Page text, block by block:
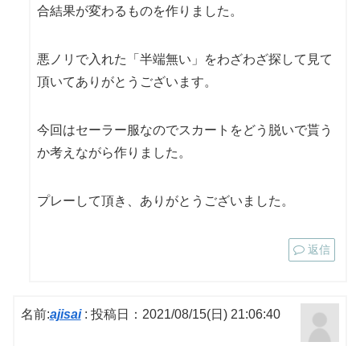
合結果が変わるものを作りました。
悪ノリで入れた「半端無い」をわざわざ探して見て
頂いてありがとうございます。
今回はセーラー服なのでスカートをどう脱いで貰う
か考えながら作りました。
プレーして頂き、ありがとうございました。
返信
名前:ajisai: 投稿日：2021/08/15(日) 21:06:40